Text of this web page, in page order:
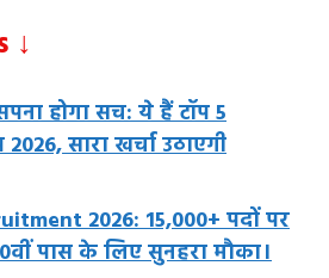
↓
होगा सच: ये हैं टॉप 5
सारा खर्चा उठाएगी
2026: 15,000+ पदों पर
पास के लिए सुनहरा मौका।